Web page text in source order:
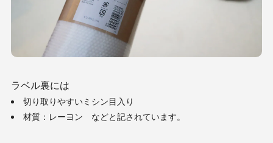
ラベル裏には
切り取りやすいミシン目入り
材質：レーヨン などと記されています。